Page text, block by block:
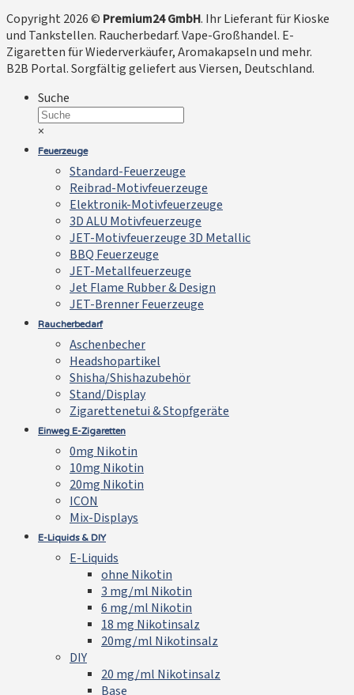
Copyright 2026 © Premium24 GmbH. Ihr Lieferant für Kioske
und Tankstellen. Raucherbedarf. Vape-Großhandel. E-
Zigaretten für Wiederverkäufer, Aromakapseln und mehr.
B2B Portal. Sorgfältig geliefert aus Viersen, Deutschland.
Suche
×
Feuerzeuge
Standard-Feuerzeuge
Reibrad-Motivfeuerzeuge
Elektronik-Motivfeuerzeuge
3D ALU Motivfeuerzeuge
JET-Motivfeuerzeuge 3D Metallic
BBQ Feuerzeuge
JET-Metallfeuerzeuge
Jet Flame Rubber & Design
JET-Brenner Feuerzeuge
Raucherbedarf
Aschenbecher
Headshopartikel
Shisha/Shishazubehör
Stand/Display
Zigarettenetui & Stopfgeräte
Einweg E-Zigaretten
0mg Nikotin
10mg Nikotin
20mg Nikotin
ICON
Mix-Displays
E-Liquids & DIY
E-Liquids
ohne Nikotin
3 mg/ml Nikotin
6 mg/ml Nikotin
18 mg Nikotinsalz
20mg/ml Nikotinsalz
DIY
20 mg/ml Nikotinsalz
Base